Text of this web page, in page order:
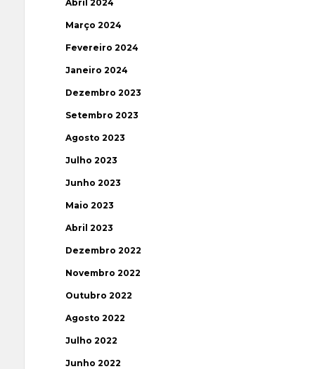
Abril 2024
Março 2024
Fevereiro 2024
Janeiro 2024
Dezembro 2023
Setembro 2023
Agosto 2023
Julho 2023
Junho 2023
Maio 2023
Abril 2023
Dezembro 2022
Novembro 2022
Outubro 2022
Agosto 2022
Julho 2022
Junho 2022